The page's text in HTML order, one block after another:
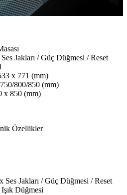
Jakları / Güç Düğmesi / Reset
x 771 (mm)
800/850 (mm)
x 850 (mm)
Özellikler
Ses Jakları / Güç Düğmesi / Reset
Düğmesi